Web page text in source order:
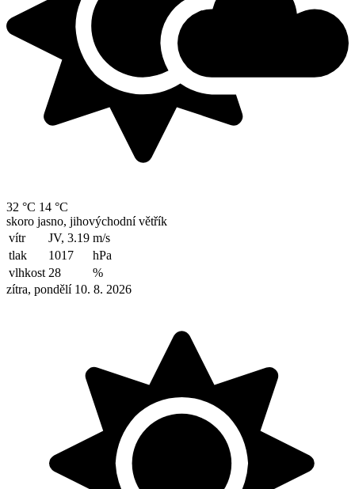
32 °C 14 °C
skoro jasno, jihovýchodní větřík
vítr
JV, 3.19 m/s
tlak
1017
hPa
vlhkost 28
%
zítra, pondělí 10. 8. 2026